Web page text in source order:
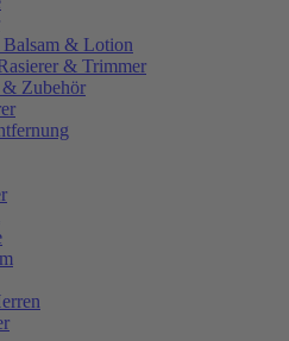
Balsam & Lotion
& Trimmer
& Zubehör